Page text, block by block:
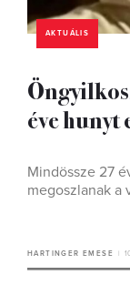
AKTUÁLIS
éve hunyt
Mindössze 27
megoszlanak a
HARTINGER EMESE